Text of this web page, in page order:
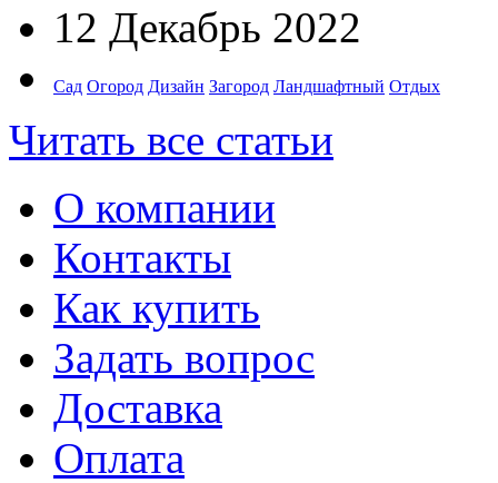
12 Декабрь 2022
Сад Огород Дизайн Загород Ландшафтный Отдых
Читать все статьи
О компании
Контакты
Как купить
Задать вопрос
Доставка
Оплата